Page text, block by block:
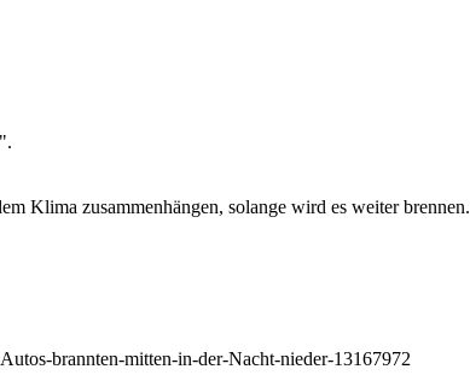
Klima zusammenhängen, solange wird es weiter brennen.
brannten-mitten-in-der-Nacht-nieder-13167972